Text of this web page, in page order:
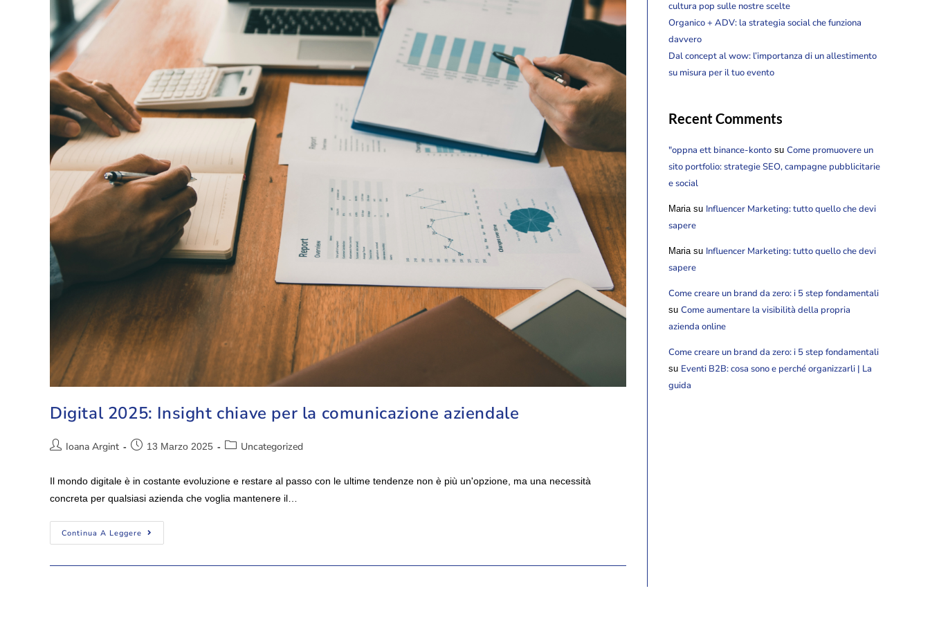
Digital 2025: Insight chiave per la comunicazione aziendale
Ioana Argint 13 Marzo 2025 Uncategorized
Il mondo digitale è in costante evoluzione e restare al passo con le ultime tendenze non è più un'opzione, ma una necessità
concreta per qualsiasi azienda che voglia mantenere il…
Continua A Leggere
cultura pop sulle nostre scelte
Organico + ADV: la strategia social che funziona
davvero
Dal concept al wow: l’importanza di un allestimento
su misura per il tuo evento
Recent Comments
"oppna ett binance-konto su Come promuovere un
sito portfolio: strategie SEO, campagne pubblicitarie
e social
Maria su Influencer Marketing: tutto quello che devi
sapere
Maria su Influencer Marketing: tutto quello che devi
sapere
Come creare un brand da zero: i 5 step fondamentali
su Come aumentare la visibilità della propria
azienda online
Come creare un brand da zero: i 5 step fondamentali
su Eventi B2B: cosa sono e perché organizzarli | La
guida